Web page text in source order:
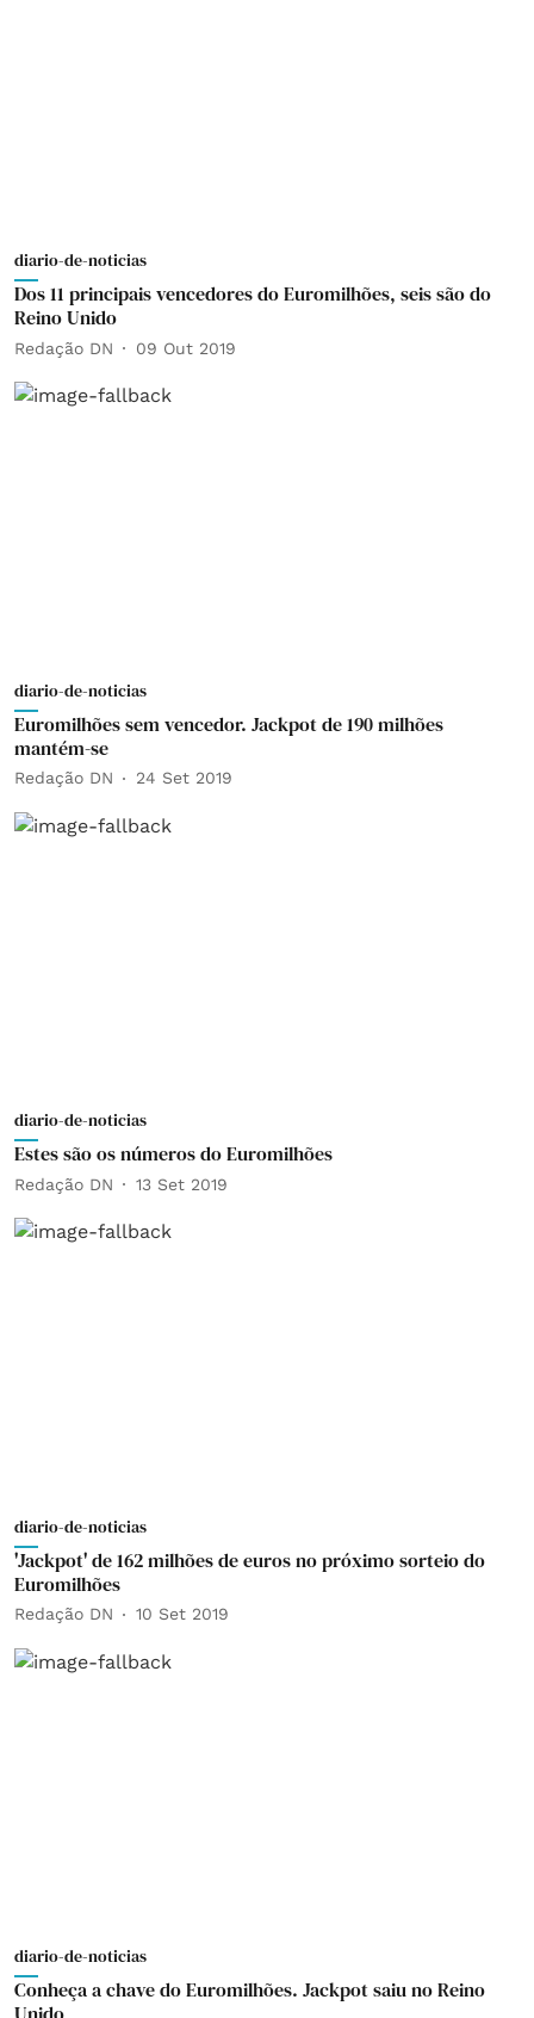
diario-de-noticias
Dos 11 principais vencedores do Euromilhões, seis são do
Reino Unido
Redação DN 09 Out 2019
diario-de-noticias
Euromilhões sem vencedor. Jackpot de 190 milhões
mantém-se
Redação DN 24 Set 2019
diario-de-noticias
Estes são os números do Euromilhões
Redação DN 13 Set 2019
diario-de-noticias
'Jackpot' de 162 milhões de euros no próximo sorteio do
Euromilhões
Redação DN 10 Set 2019
diario-de-noticias
Conheça a chave do Euromilhões. Jackpot saiu no Reino